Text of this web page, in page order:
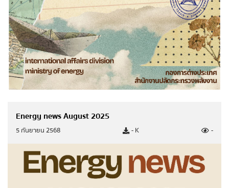
Energy news August 2025
5 กันยายน 2568 - K -